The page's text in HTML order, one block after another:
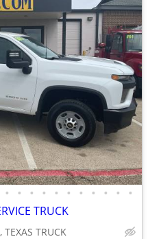
• • • • • • • • • • •
TRUCK
TRUCK